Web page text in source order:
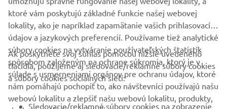
FIREMNÉ STRÁNKY
B2B
ktoré vám poskytujú základné funkcie našej webovej
lokality, ako je napríklad zapamätanie vašich prihlasovacích
údajov a jazykových preferencií. Používame tiež analytické
súbory cookies na vytváranie používateľských štatistík
spôsobom založeným na ochrane súkromia, ktorý je v
súlade s usmerneniami orgánov pre ochranu údajov, ktoré
nám pomáhajú pochopiť to, ako návštevníci používajú našu
webovú lokalitu a zlepšiť našu webovú lokalitu, produkty,
služby a marketingové úsilie.
Ak poskytnete svoj súhlas pomocou nižšie uvedeného
tlačidla, použijeme aj sledovacie/reklamné súbory cookies
a súbory cookies sociálnych sietí:
Sledovacie/reklamné súbory cookies na zobrazenie